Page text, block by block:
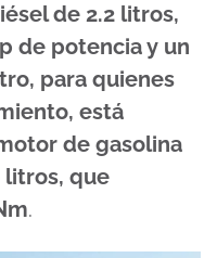
de 2.2 litros,
de potencia y un
para quienes
está
de gasolina
litros, que
.